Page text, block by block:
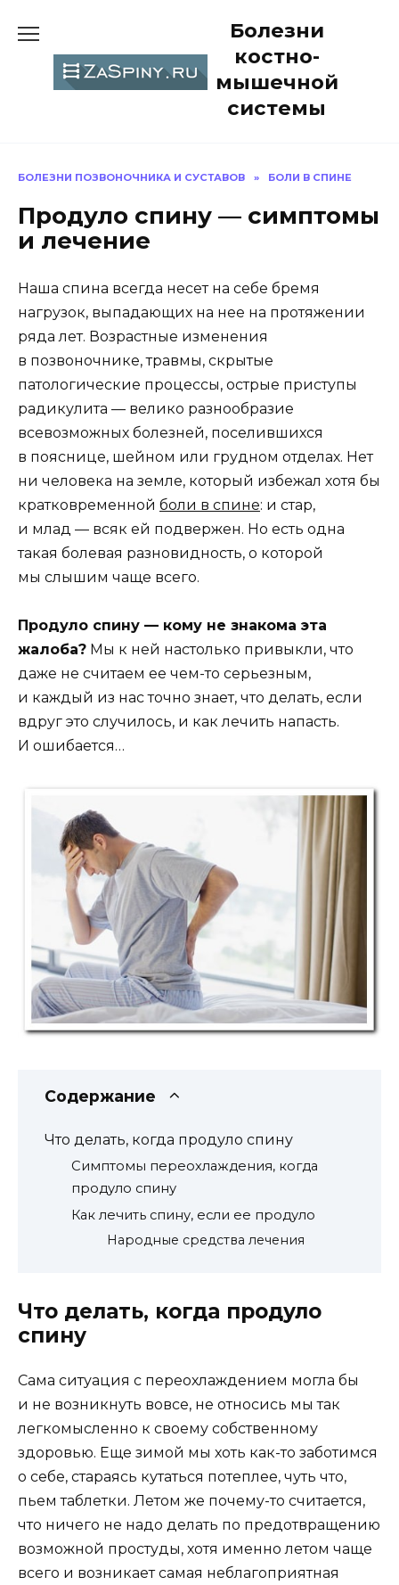
содержанию
Болезни
костно-
мышечной
системы
БОЛЕЗНИ ПОЗВОНОЧНИКА И СУСТАВОВ » БОЛИ В СПИНЕ
Продуло спину — симптомы
и лечение
Наша спина всегда несет на себе бремя
нагрузок, выпадающих на нее на протяжении
ряда лет. Возрастные изменения
в позвоночнике, травмы, скрытые
патологические процессы, острые приступы
радикулита — велико разнообразие
всевозможных болезней, поселившихся
в пояснице, шейном или грудном отделах. Нет
ни человека на земле, который избежал хотя бы
кратковременной боли в спине: и стар,
и млад — всяк ей подвержен. Но есть одна
такая болевая разновидность, о которой
мы слышим чаще всего.
Продуло спину — кому не знакома эта
жалоба? Мы к ней настолько привыкли, что
даже не считаем ее чем-то серьезным,
и каждый из нас точно знает, что делать, если
вдруг это случилось, и как лечить напасть.
И ошибается…
Содержание
Что делать, когда продуло спину
Симптомы переохлаждения, когда
продуло спину
Как лечить спину, если ее продуло
Народные средства лечения
Что делать, когда продуло
спину
Сама ситуация с переохлаждением могла бы
и не возникнуть вовсе, не относись мы так
легкомысленно к своему собственному
здоровью. Еще зимой мы хоть как-то заботимся
о себе, стараясь кутаться потеплее, чуть что,
пьем таблетки. Летом же почему-то считается,
что ничего не надо делать по предотвращению
возможной простуды, хотя именно летом чаще
всего и возникает самая неблагоприятная